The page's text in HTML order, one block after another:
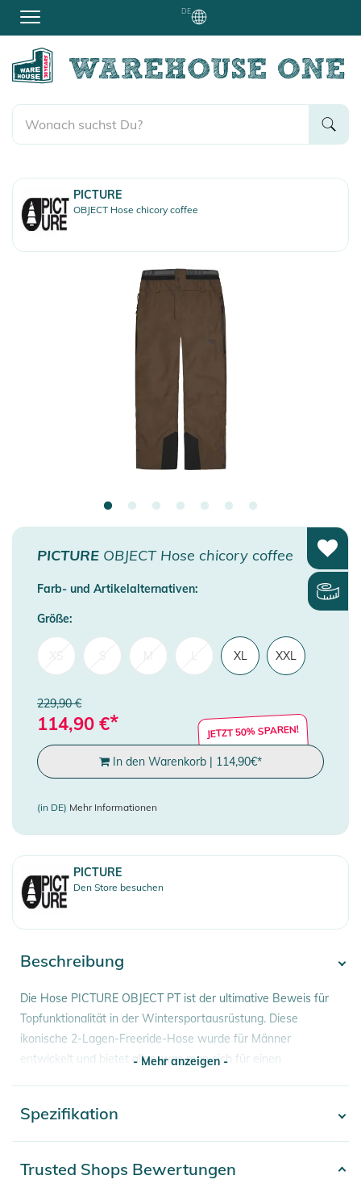
DE
PICTURE
OBJECT Hose chicory coffee
PICTURE OBJECT Hose chicory coffee
Farb- und Artikelalternativen:
Größe:
XL XXL
229,90 €
114,90 €* JETZT 50% SPAREN!
In den Warenkorb | 114,90€*
(in DE) Mehr Informationen
PICTURE
Den Store besuchen
Beschreibung
Die Hose PICTURE OBJECT PT ist der ultimative Beweis für
Topfunktionalität in der Wintersportausrüstung. Diese
ikonische 2-Lagen-Freeride-Hose wurde für Männer
entwickelt und bietet alles, was man sich für einen
und praktische Funktionalität.
Circular Polyester, ist nicht nur leistungsstark, sondern auch
- Mehr anzeigen -
Spezifikation
Trusted Shops Bewertungen